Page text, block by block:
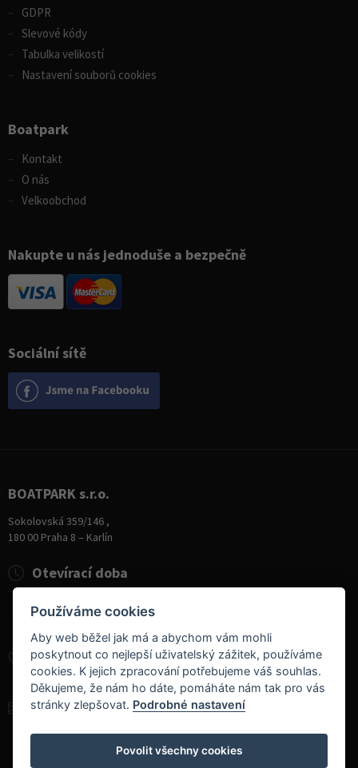
Sociální sítě
GDPR
Slevové kódy
Tabulka velikostí
Nastavení souborů cookies
Boatpark
Kontakt
O nás
Velkoobchod
Nakupte u nás jednoduše a bezpečně
BOATPARK s.r.o.
Sokolovská 359/146 ,
180 00 Praha 8 – Karlín
+420 284 826 787
+420 604 728 042
info@boatpark.cz
Otevírací doba
Úterý - Pátek
10:00 - 19:00
Sobota
9:00 - 14:00
Používáme cookies
Aby web běžel jak má a abychom vám mohli
poskytnout co nejlepší uživatelský zážitek, používáme
cookies. K jejich zpracování potřebujeme váš souhlas.
Děkujeme, že nám ho dáte, pomáháte nám tak pro vás
stránky zlepšovat. Podrobné nastavení
Povolit všechny cookies